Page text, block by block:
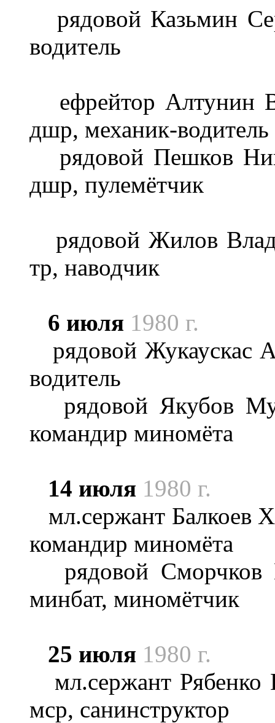
рядовой Казьмин
водитель
ефрейтор Алтунин
дшр, механик-водитель
рядовой Пешков
дшр, пулемётчик
рядовой Жилов
тр, наводчик
6 июля 1980 г.
рядовой Жукаускас
водитель
рядовой Якубов
командир миномёта
14 июля 1980 г.
мл.сержант Балкоев
командир миномёта
рядовой Сморчков
минбат, миномётчик
25 июля 1980 г.
мл.сержант Рябенко
мср, санинструктор